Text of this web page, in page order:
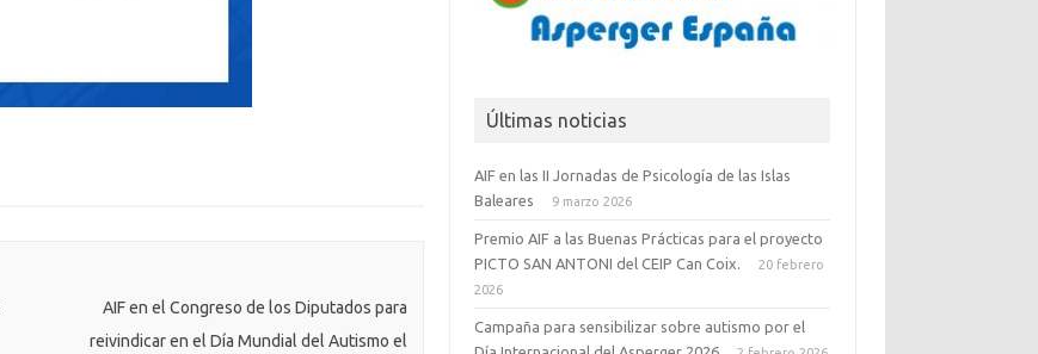
AIF en el Congreso de los Diputados para
reivindicar en el Día Mundial del Autismo el
Últimas noticias
AIF en las II Jornadas de Psicología de las Islas
Baleares
9 marzo 2026
Premio AIF a las Buenas Prácticas para el proyecto
PICTO SAN ANTONI del CEIP Can Coix.
20 febrero
2026
Campaña para sensibilizar sobre autismo por el